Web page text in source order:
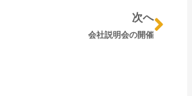
次へ
会社説明会の開催